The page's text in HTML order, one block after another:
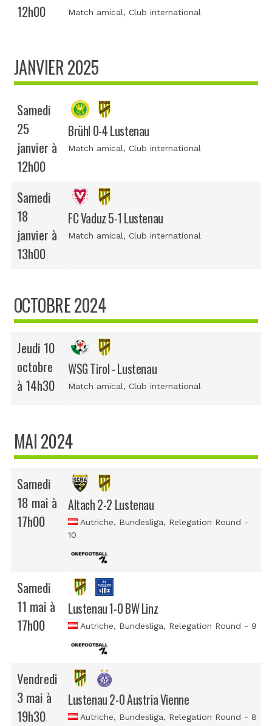
12h00
Match amical, Club international
JANVIER 2025
Samedi
25
janvier à
12h00
Brühl 0-4 Lustenau
Match amical, Club international
Samedi
18
janvier à
13h00
FC Vaduz 5-1 Lustenau
Match amical, Club international
OCTOBRE 2024
Jeudi 10
octobre
à 14h30
WSG Tirol - Lustenau
Match amical, Club international
MAI 2024
Samedi
18 mai à
17h00
Altach 2-2 Lustenau
Autriche, Bundesliga, Relegation Round -
10
Samedi
11 mai à
17h00
Lustenau 1-0 BW Linz
Autriche, Bundesliga, Relegation Round - 9
Vendredi
3 mai à
19h30
Lustenau 2-0 Austria Vienne
Autriche, Bundesliga, Relegation Round - 8